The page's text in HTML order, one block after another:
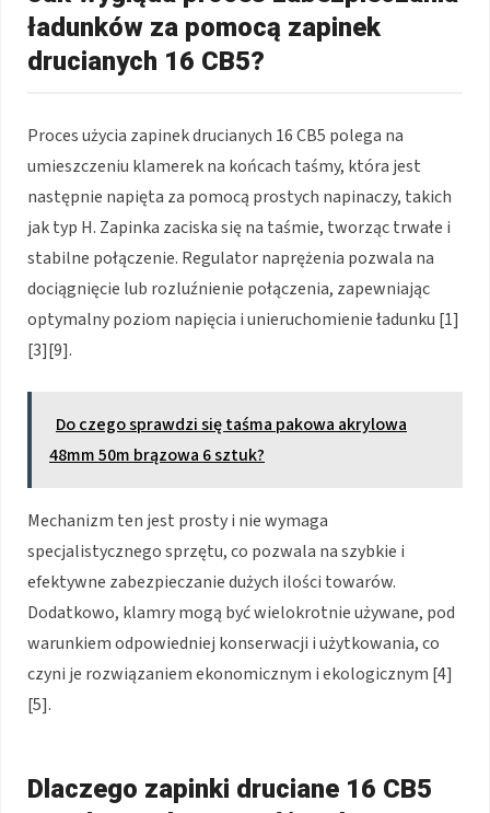
ładunków za pomocą zapinek
drucianych 16 CB5?
Proces użycia zapinek drucianych 16 CB5 polega na
umieszczeniu klamerek na końcach taśmy, która jest
następnie napięta za pomocą prostych napinaczy, takich
jak typ H. Zapinka zaciska się na taśmie, tworząc trwałe i
stabilne połączenie. Regulator naprężenia pozwala na
dociągnięcie lub rozluźnienie połączenia, zapewniając
optymalny poziom napięcia i unieruchomienie ładunku [1]
[3][9].
Do czego sprawdzi się taśma pakowa akrylowa
48mm 50m brązowa 6 sztuk?
Mechanizm ten jest prosty i nie wymaga
specjalistycznego sprzętu, co pozwala na szybkie i
efektywne zabezpieczanie dużych ilości towarów.
Dodatkowo, klamry mogą być wielokrotnie używane, pod
warunkiem odpowiedniej konserwacji i użytkowania, co
czyni je rozwiązaniem ekonomicznym i ekologicznym [4]
[5].
Dlaczego zapinki druciane 16 CB5